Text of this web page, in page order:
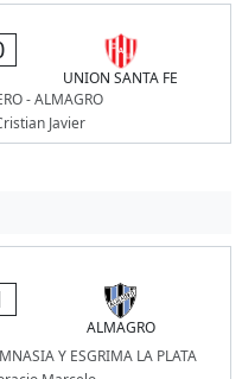
UNION SANTA FE
- ALMAGRO
Javier
ALMAGRO
Y ESGRIMA LA PLATA